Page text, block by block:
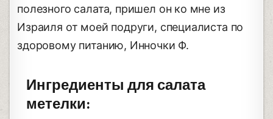
полезного салата, пришел он ко мне из
Израиля от моей подруги, специалиста по
здоровому питанию, Инночки Ф.
Ингредиенты для салата
метелки: